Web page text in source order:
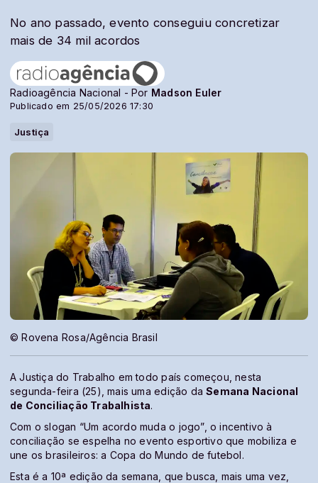
No ano passado, evento conseguiu concretizar
mais de 34 mil acordos
Radioagência Nacional - Por Madson Euler
Publicado em 25/05/2026 17:30
Justiça
© Rovena Rosa/Agência Brasil
A Justiça do Trabalho em todo país começou, nesta
segunda-feira (25), mais uma edição daSemana Nacional
de Conciliação Trabalhista.
Com o slogan “Um acordo muda o jogo”, o incentivo à
conciliação se espelha no evento esportivo que mobiliza e
une os brasileiros: a Copa do Mundo de futebol.
Esta é a 10ª edição da semana, que busca, mais uma vez,